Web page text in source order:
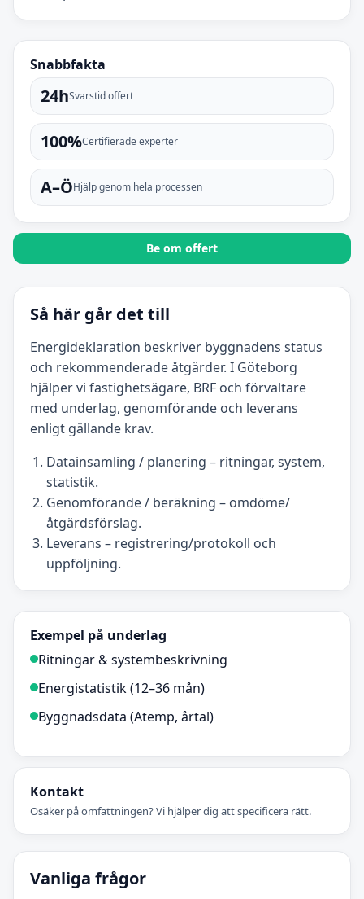
Snabbfakta
24hSvarstid offert
100%Certifierade experter
A–ÖHjälp genom hela processen
Be om offert
Så här går det till
Energideklaration beskriver byggnadens status
och rekommenderade åtgärder. I Göteborg
hjälper vi fastighetsägare, BRF och förvaltare
med underlag, genomförande och leverans
enligt gällande krav.
Datainsamling / planering – ritningar, system,
statistik.
Genomförande / beräkning – omdöme/
åtgärdsförslag.
Leverans – registrering/protokoll och
uppföljning.
Exempel på underlag
Ritningar & systembeskrivning
Energistatistik (12–36 mån)
Byggnadsdata (Atemp, årtal)
Kontakt
Osäker på omfattningen? Vi hjälper dig att specificera rätt.
Vanliga frågor